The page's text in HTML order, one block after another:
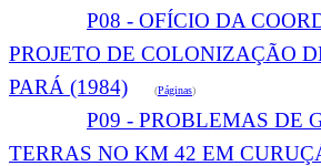
P08 - OFÍCIO DA
PROJETO DE COLONIZAÇÃO
PARÁ (1984) (Páginas)
P09 - PROBLEMAS DE
TERRAS NO KM 42 EM